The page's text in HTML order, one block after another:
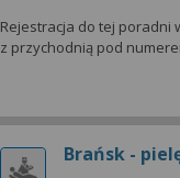
Rejestracja do tej poradni
z przychodnią pod
Brańsk -